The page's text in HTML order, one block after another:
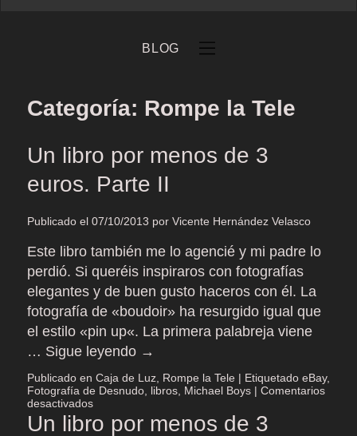
BLOG
Categoría: Rompe la Tele
Un libro por menos de 3
euros. Parte II
Publicado el 07/10/2013 por Vicente Hernández Velasco
Este libro también me lo agencié y mi padre lo
perdió. Si queréis inspiraros con fotografías
elegantes y de buen gusto haceros con él. La
fotografía de «boudoir» ha resurgido igual que
el estilo «pin up«. La primera palabreja viene
… Sigue leyendo →
Publicado en Caja de Luz Rompe la Tele | Etiquetado eBay,
Fotografía de Desnudo libros Michael Boys | Comentarios
desactivadosen
libro
Un libro por menos de 3